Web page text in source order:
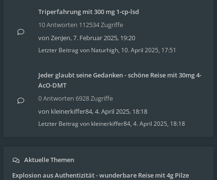
Triperfahrung mit 300 mg 1-cp-lsd
10 Antworten 112534 Zugriffe
von ZenJen,7. Februar 2025, 19:20
Letzter Beitrag von Naturhigh, 10. April 2025, 17:51
Jeder glaubt seine Gedanken - schöne Reise mit 30mg 4-
AcO-DMT
0 Antworten 6928 Zugriffe
von kleinerkiffer84,4. April 2025, 18:18
Letzter Beitrag von kleinerkiffer84, 4. April 2025, 18:18
Aktuelle Themen
Explosion aus Authentizität - wunderbare Reise mit 4g Pilze